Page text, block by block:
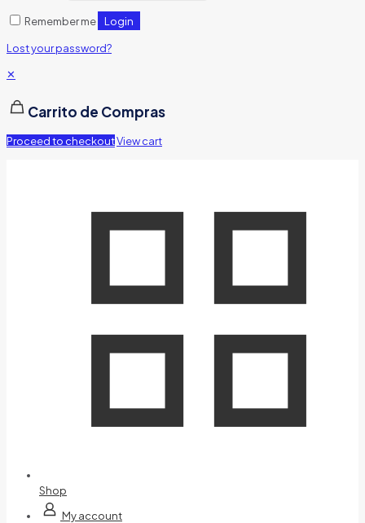
Remember me Login
Lost your password?
✕
Carrito de Compras
Proceed to checkoutView cart
Shop
My account